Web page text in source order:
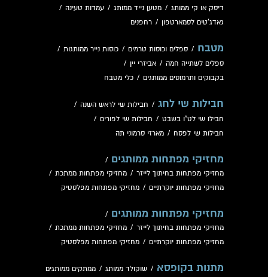
דיסק או קי ממותג / מטען נייד ממותג / עמדות טעינה /
גאדג'טים לסמארטפון / רחפנים
מטבח / ספלים וכוסות טרמים / כוסות נייר ממותגות /
ספלים לשתייה חמה / אביזרי יין /
בקבוקים ותרמוסים ממותגים / כלי מטבח
חבילות שי לחג / חבילות שי לראש השנה /
חבילו שי לט"ו בשבט / חבילות שי לפורים /
חבילות שי לפסח / מארזי סרמוני תה
מחזיקי מפתחות ממותגים /
מחזיקי מפתחות בחיתוך לייזר / מחזיקי מפתחות ממתכת /
מחזיקי מפתחות יוקרתיים / מחזיקי מפתחות מפלסטיק
מחזיקי מפתחות ממותגים /
מחזיקי מפתחות בחיתוך לייזר / מחזיקי מפתחות ממתכת /
מחזיקי מפתחות יוקרתיים / מחזיקי מפתחות מפלסטיק
מתנות בקופסא / שוקולד ממותג / ממתקים ממותגים